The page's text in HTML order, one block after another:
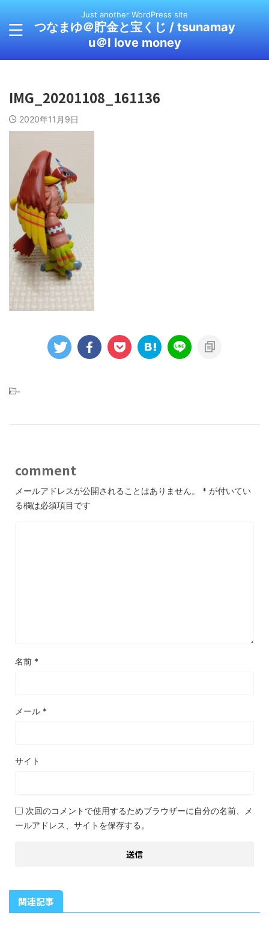
Just another WordPress site
つなまゆ＠貯金と宝くじ / tsunamay
u＠I love money
IMG_20201108_161136
2020年11月9日
-
comment
メールアドレスが公開されることはありません。 * が付いてい
る欄は必須項目です
名前 *
メール *
サイト
次回のコメントで使用するためブラウザーに自分の名前、メ
ールアドレス、サイトを保存する。
関連記事